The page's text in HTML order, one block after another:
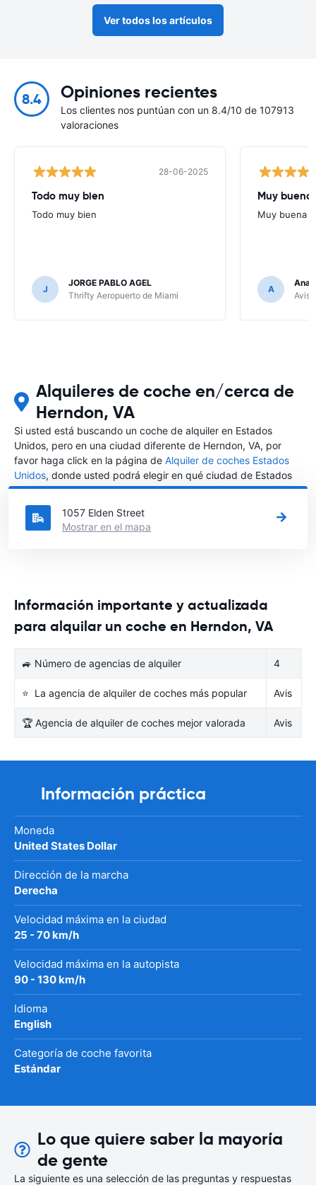
Ver todos los artículos
8.4 Opiniones recientes
Los clientes nos puntúan con un 8.4/10 de 107913
valoraciones
28-06-2025
Todo muy bien
Todo muy bien
J
JORGE PABLO AGEL
Thrifty Aeropuerto de Miami
Muy buena
Muy buena
A
Ana
Avis
Alquileres de coche en/cerca de
Herndon, VA
Si usted está buscando un coche de alquiler en Estados
Unidos, pero en una ciudad diferente de Herndon, VA, por
favor haga click en la página de Alquiler de coches Estados
Unidos, donde usted podrá elegir en qué ciudad de Estados
Unidos desea alquilar un coche.
1057 Elden Street
Mostrar en el mapa
Información importante y actualizada
para alquilar un coche en Herndon, VA
🚙 Número de agencias de alquiler 4
⭐ La agencia de alquiler de coches más popular Avis
🏆 Agencia de alquiler de coches mejor valorada Avis
Información práctica
Moneda
United States Dollar
Dirección de la marcha
Derecha
Velocidad máxima en la ciudad
25 - 70 km/h
Velocidad máxima en la autopista
90 - 130 km/h
Idioma
English
Categoría de coche favorita
Estándar
Lo que quiere saber la mayoría
de gente
La siguiente es una selección de las preguntas y respuestas